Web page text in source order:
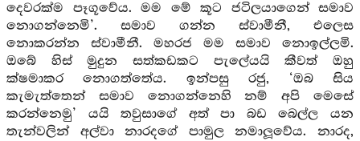
දෙවරක්ම පෑගූවේය. මම මේ කූට ජටිලයාගෙන් සමාව
නොගන්නෙමි’. සමාව ගන්න ස්වාමීනී, එලෙස
නොකරන්න ස්වාමීනී. මහරජ මම සමාව නොඉල්ලමි.
ඔබේ හිස් මුදුන සත්කඩකට පැලේයයි කීවත් ඔහු
ක්ෂමාකර නොගත්තේය. ඉන්පසු රජු, ‘ඔබ සිය
කැමැත්තෙන් සමාව නොගන්නෙහි නම් අපි මෙසේ
කරන්නෙමු’ යයි තවුසාගේ අත් පා බඩ බෙල්ල යන
තැන්වලින් අල්වා නාරදගේ පාමුල නමාලූවේය. නාරද,